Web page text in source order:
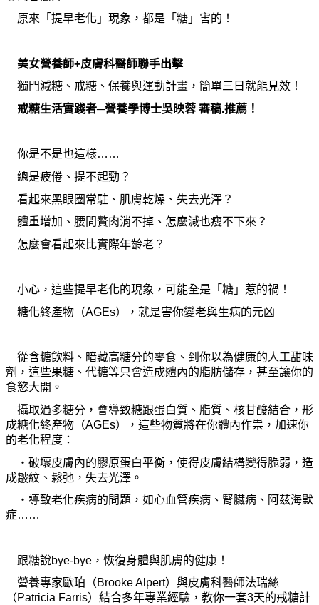
原來「提早老化」現象，都是「糖」害的！
美女營養師+皮膚科醫師聯手出擊
獨門減糖、戒糖、保養與運動計畫，簡單三日就能見效！
戒糖生活實踐者─營養學博士吳映蓉 審稿.推薦！
你是不是也這樣……
總是疲倦、提不起勁？
看起來黑眼圈常駐、肌膚乾燥、失去光澤？
體重增加、腰間贅肉消不掉、 怎麼減也瘦不下來？
怎麼會看起來比實際年齡老？
小心，這些提早老化的現象，可能全是「糖」惹的禍！
糖化終產物（AGEs），就是害你變老與生病的元凶
從含糖飲料、暗藏高糖分的零食、到 你以為健康的人工甜味
劑，這些果糖、代糖等只會造成體內的脂肪儲存，甚至讓你的
食慾大開。
攝取過多糖分，會導致糖跟蛋白質、脂質、核甘酸結合，形
成糖化終產物（AGEs），這些物質將在你體內作祟，加速你
的老化程度：
‧ 破壞皮膚內的膠原蛋白平衡，使得皮膚結構變得脆弱，造
成皺紋、鬆弛，失去光澤。
‧ 導致老化疾病的問題，如心血管疾病、腎臟病、阿茲海默
症……
跟糖說bye-bye，恢復身體與肌膚的健康！
營養專家歐珀（Brooke Alpert）與皮膚科醫師法瑞絲
（Patricia Farris）結合多年專業經驗， 教你一套3天的戒糖計